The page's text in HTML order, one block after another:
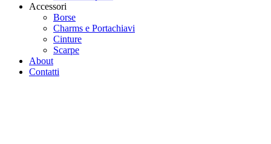
Accessori
Borse
Charms e Portachiavi
Cinture
Scarpe
About
Contatti